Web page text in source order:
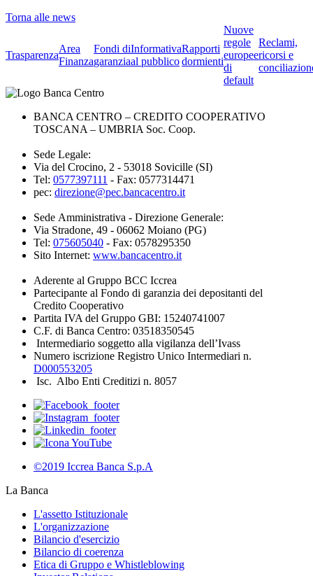
Torna alle news
Trasparenza
Area
Finanza
Fondi di
garanzia
Informativa
al pubblico
Rapporti
dormienti
Nuove
regole
europee
di
default
Reclami,
ricorsi e
BANCA CENTRO – CREDITO COOPERATIVO
TOSCANA – UMBRIA Soc. Coop.
Sede Legale:
Via del Crocino, 2 - 53018 Sovicille (SI)
Tel: 0577397111 - Fax: 0577314471
pec: direzione@pec.bancacentro.it
Sede Amministrativa - Direzione Generale:
Via Stradone, 49 - 06062 Moiano (PG)
Tel: 075605040 - Fax: 0578295350
Sito Internet: www.bancacentro.it
Aderente al Gruppo BCC Iccrea
Partecipante al Fondo di garanzia dei depositanti del
Credito Cooperativo
Partita IVA del Gruppo GBI: 15240741007
C.F. di Banca Centro: 03518350545
Intermediario soggetto alla vigilanza dell’Ivass
Numero iscrizione Registro Unico Intermediari n.
D000553205
Isc. Albo Enti Creditizi n. 8057
©2019 Iccrea Banca S.p.A
La Banca
L'assetto Istituzionale
L'organizzazione
Bilancio d'esercizio
Bilancio di coerenza
Etica di Gruppo e Whistleblowing